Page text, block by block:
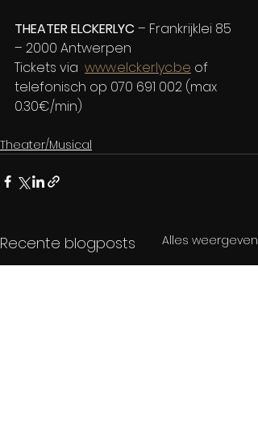
THEATER ELCKERLYC – Frankrijklei 85
– 2000 Antwerpen
Tickets via www.elckerlyc.be of
telefonisch op 070 691 002 (max
0.30€/min)
Theater/Musical
Recente blogposts Alles weergeven